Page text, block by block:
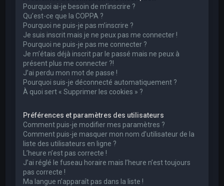
Pourquoi ai-je besoin de m’inscrire ?
Qu’est-ce que la COPPA ?
Pourquoi ne puis-je pas m’inscrire ?
Je suis inscrit mais je ne peux pas me connecter !
Pourquoi ne puis-je pas me connecter ?
Je m’étais déjà inscrit par le passé mais ne peux à
présent plus me connecter ?!
J’ai perdu mon mot de passe !
Pourquoi suis-je déconnecté automatiquement ?
À quoi sert « Supprimer les cookies » ?
Préférences et paramètres des utilisateurs
Comment puis-je modifier mes paramètres ?
Comment puis-je masquer mon nom d’utilisateur de la
liste des utilisateurs en ligne ?
L’heure n’est pas correcte !
J’ai réglé le fuseau horaire mais l’heure n’est toujours
pas correcte !
Ma langue n’apparaît pas dans la liste !